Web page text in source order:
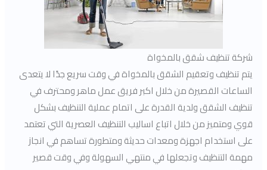
شركة تنظيف شقق بالمخواة
يتم تنظيف وتعقيم الشقق بالمخواة في وقت سريع جدًا لا يتعدى
الساعات القصيرة من خلال اكبر فريق عمل ماهر ومحترف في
تنظيف الشقق ولدية القدرة على اتمام عملية التنظيف بشكل
قوي ومتميز من خلال اتباع اساليب التنظيف العصرية التي تعتمد
على استخدام اجهزة ومعدات حديثة ومتطورة تساهم في انجاز
مهمة التنظيف وتجعلها في منتهي السهولة وفي وقت قصير